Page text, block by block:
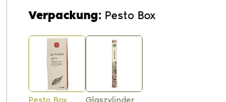
Verpackung: Pesto Box